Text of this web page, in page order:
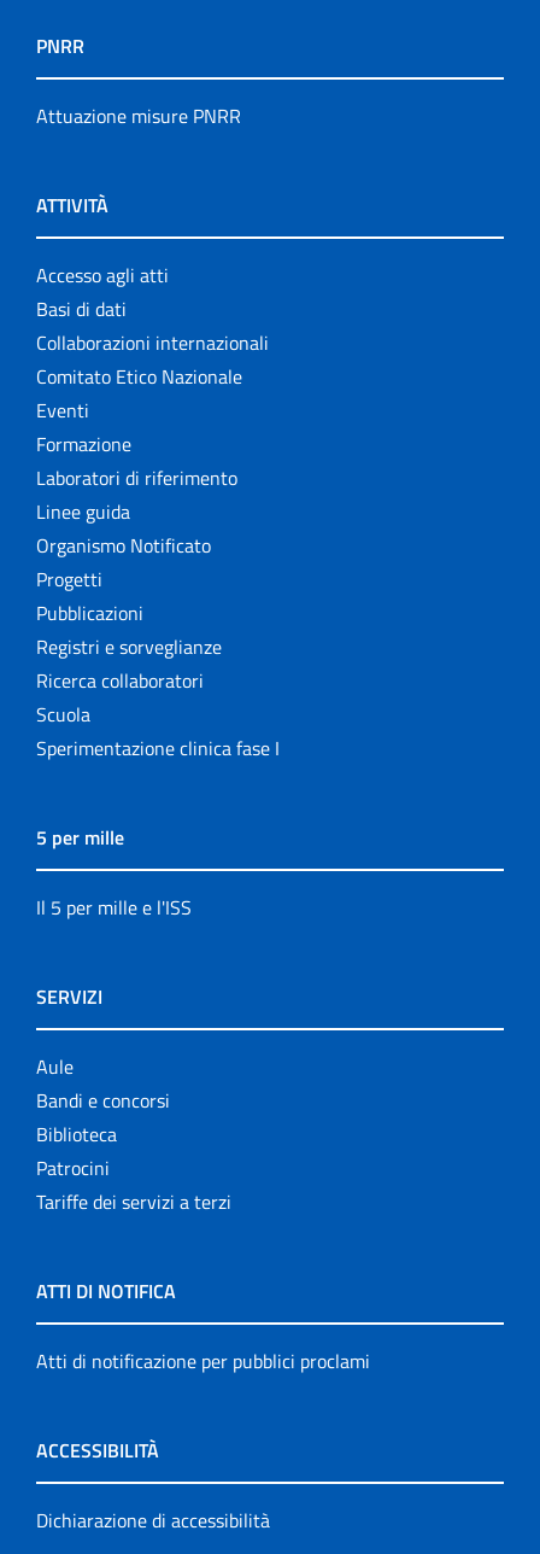
PNRR
Attuazione misure PNRR
ATTIVITÀ
Accesso agli atti
Basi di dati
Collaborazioni internazionali
Comitato Etico Nazionale
Eventi
Formazione
Laboratori di riferimento
Linee guida
Organismo Notificato
Progetti
Pubblicazioni
Registri e sorveglianze
Ricerca collaboratori
Scuola
Sperimentazione clinica fase I
5 per mille
Il 5 per mille e l'ISS
SERVIZI
Aule
Bandi e concorsi
Biblioteca
Patrocini
Tariffe dei servizi a terzi
ATTI DI NOTIFICA
Atti di notificazione per pubblici proclami
ACCESSIBILITÀ
Dichiarazione di accessibilità